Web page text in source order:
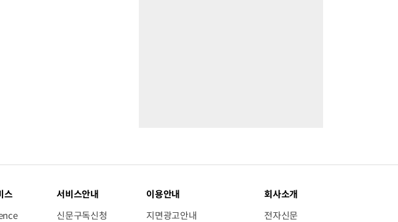
스
서비스안내
신문구독신청
이용안내
지면광고안내
회사소개
전자신문